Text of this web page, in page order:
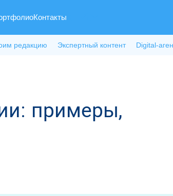
Контакты
редакцию Экспертный контент Digital-
примеры,